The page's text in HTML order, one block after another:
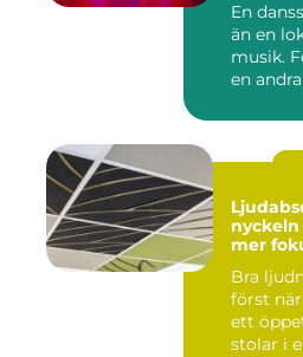
En
än en
musik.
en
mer
Bra
först när
ett
stolar i